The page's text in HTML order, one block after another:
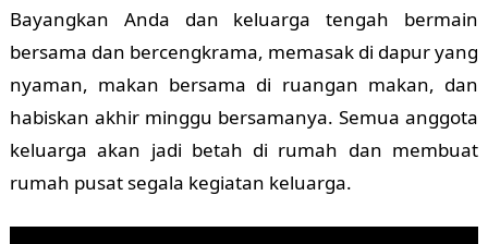
Bayangkan Anda dan keluarga tengah bermain
bersama dan bercengkrama, memasak di dapur yang
nyaman, makan bersama di ruangan makan, dan
habiskan akhir minggu bersamanya. Semua anggota
keluarga akan jadi betah di rumah dan membuat
rumah pusat segala kegiatan keluarga.